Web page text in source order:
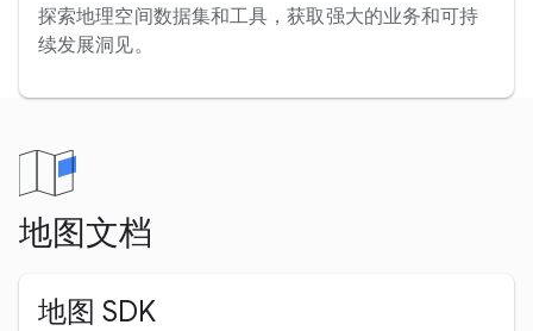
探索地理空间数据集和工具，获取强大的业务和可持
续发展洞见。
地图文档
地图 SDK